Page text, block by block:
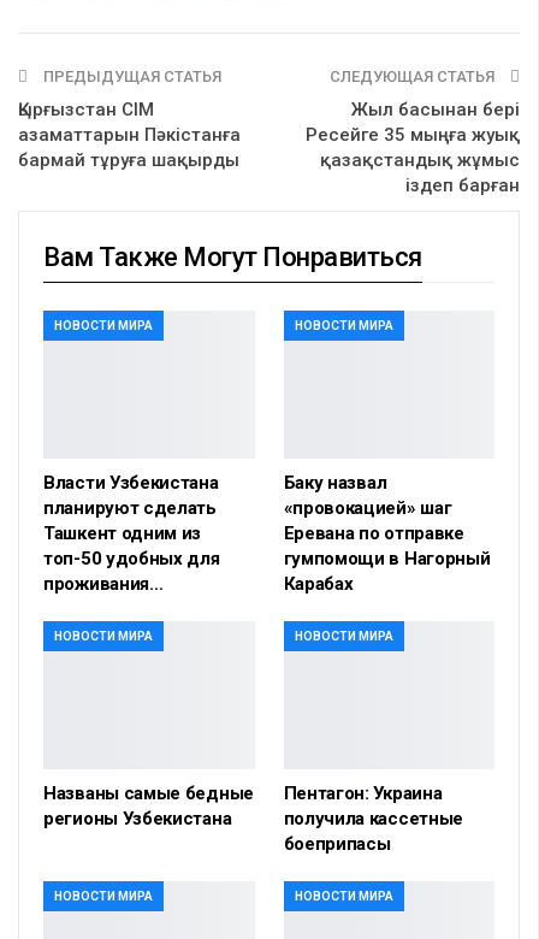
ПРЕДЫДУЩАЯ СТАТЬЯ
Қырғызстан СІМ
азаматтарын Пәкістанға
бармай тұруға шақырды
СЛЕДУЮЩАЯ СТАТЬЯ
Жыл басынан бері
Ресейге 35 мыңға жуық
қазақстандық жұмыс
іздеп барған
Вам Также Могут Понравиться
НОВОСТИ МИРА
Власти Узбекистана
планируют сделать
Ташкент одним из
топ-50 удобных для
проживания…
НОВОСТИ МИРА
Баку назвал
«провокацией» шаг
Еревана по отправке
гумпомощи в Нагорный
Карабах
НОВОСТИ МИРА
Названы самые бедные
регионы Узбекистана
НОВОСТИ МИРА
Пентагон: Украина
получила кассетные
боеприпасы
НОВОСТИ МИРА НОВОСТИ МИРА